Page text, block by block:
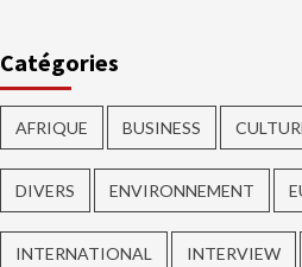
Catégories
AFRIQUE BUSINESS
DIVERS ENVIRONNEMENT
INTERNATIONAL INTERVIEW